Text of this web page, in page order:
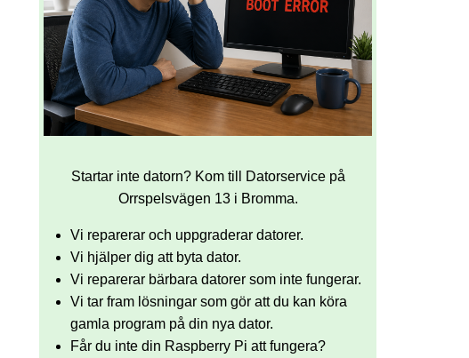
Startar inte datorn? Kom till Datorservice på
Orrspelsvägen 13 i Bromma.
Vi reparerar och uppgraderar datorer.
Vi hjälper dig att byta dator.
Vi reparerar bärbara datorer som inte fungerar.
Vi tar fram lösningar som gör att du kan köra
gamla program på din nya dator.
Får du inte din Raspberry Pi att fungera?